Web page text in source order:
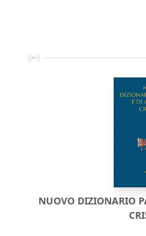
NUOVO DIZIONARIO